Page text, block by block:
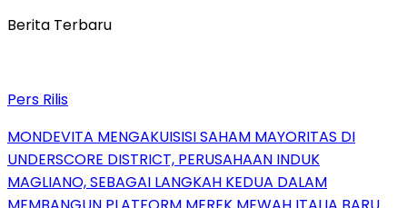
Berita Terbaru
Pers Rilis
MONDEVITA MENGAKUISISI SAHAM MAYORITAS DI
UNDERSCORE DISTRICT, PERUSAHAAN INDUK
MAGLIANO, SEBAGAI LANGKAH KEDUA DALAM